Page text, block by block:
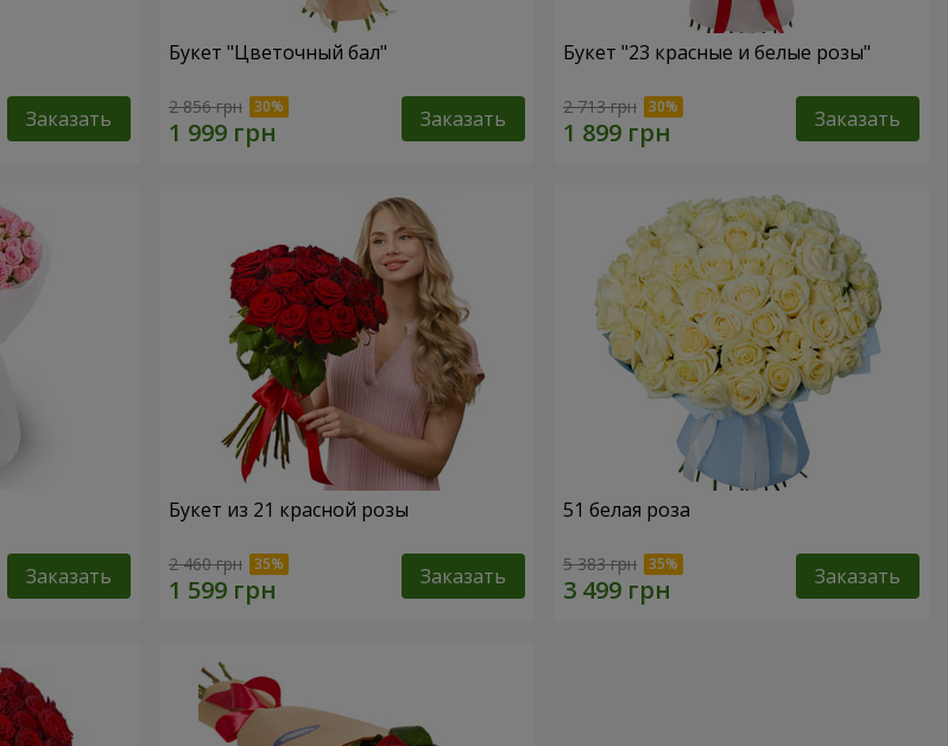
Заказать
Букет "Цветочный бал"
2 856 грн Заказать
Букет "23 красные и белые розы"
2 713 грн Заказать
Заказать
Букет из 21 красной розы
2 460 грн Заказать
51 белая роза
5 383 грн Заказать